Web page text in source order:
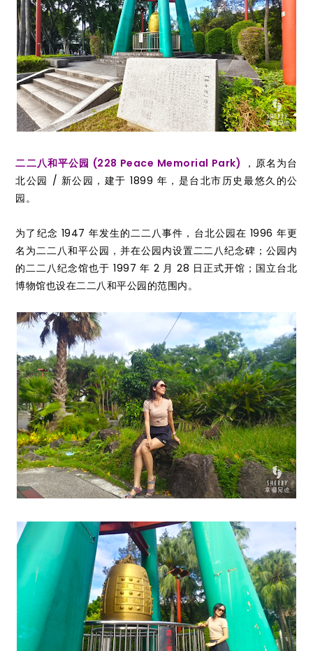
二二八和平公园 (228 Peace Memorial Park)
，原名为台
北公园 / 新公园，建于 1899 年，是台北市历史最悠久的公
园。
为了纪念 1947 年发生的二二八事件，台北公园在 1996 年更
名为二二八和平公园，并在公园内设置二二八纪念碑；公园内
的二二八纪念馆也于 1997 年 2 月 28 日正式开馆；国立台北
博物馆也设在二二八和平公园的范围内。